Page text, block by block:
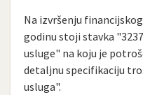
Na izvršenju
godinu stoji stavka
usluge" na koju je
detaljnu specifikaciju
usluga".